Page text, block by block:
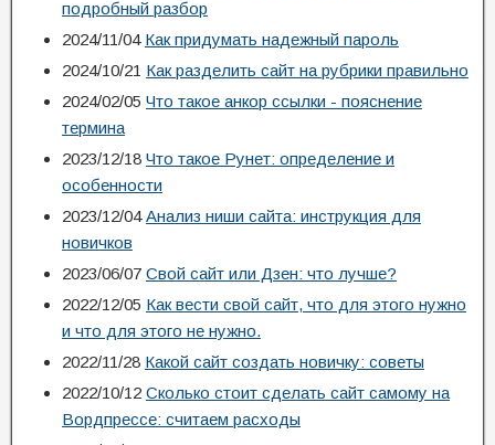
подробный разбор
2024/11/04 Как придумать надежный пароль
2024/10/21 Как разделить сайт на рубрики правильно
2024/02/05 Что такое анкор ссылки - пояснение
термина
2023/12/18 Что такое Рунет: определение и
особенности
2023/12/04 Анализ ниши сайта: инструкция для
новичков
2023/06/07 Свой сайт или Дзен: что лучше?
2022/12/05 Как вести свой сайт, что для этого нужно
и что для этого не нужно.
2022/11/28 Какой сайт создать новичку: советы
2022/10/12 Сколько стоит сделать сайт самому на
Вордпрессе: считаем расходы